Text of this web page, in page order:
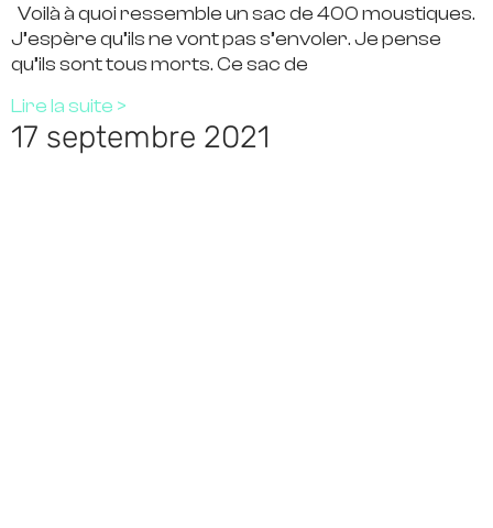
Voilà à quoi ressemble un sac de 400 moustiques.
J’espère qu’ils ne vont pas s’envoler. Je pense
qu’ils sont tous morts. Ce sac de
Lire la suite >
17 septembre 2021